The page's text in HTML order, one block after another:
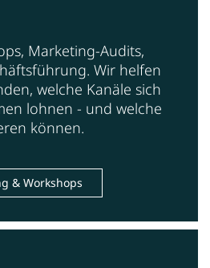
Marketing-Audits,
Wir helfen
welche Kanäle sich
lohnen - und welche
können.
& Workshops